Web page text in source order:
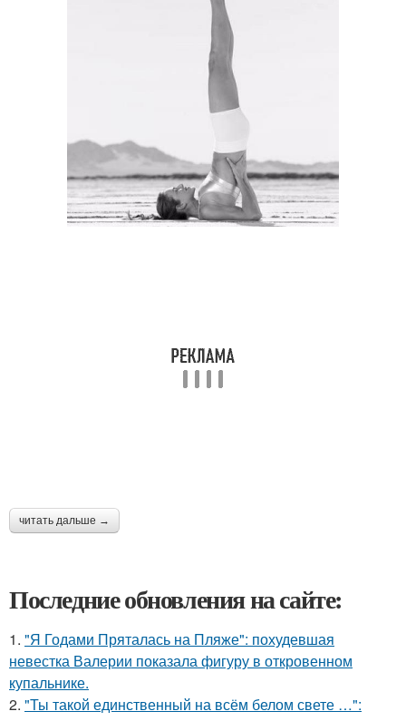
читать дальше →
Последние обновления на сайте:
1. "Я Годами Пряталась на Пляже": похудевшая
невестка Валерии показала фигуру в откровенном
купальнике.
2. "Ты такой единственный на всём белом свете …":